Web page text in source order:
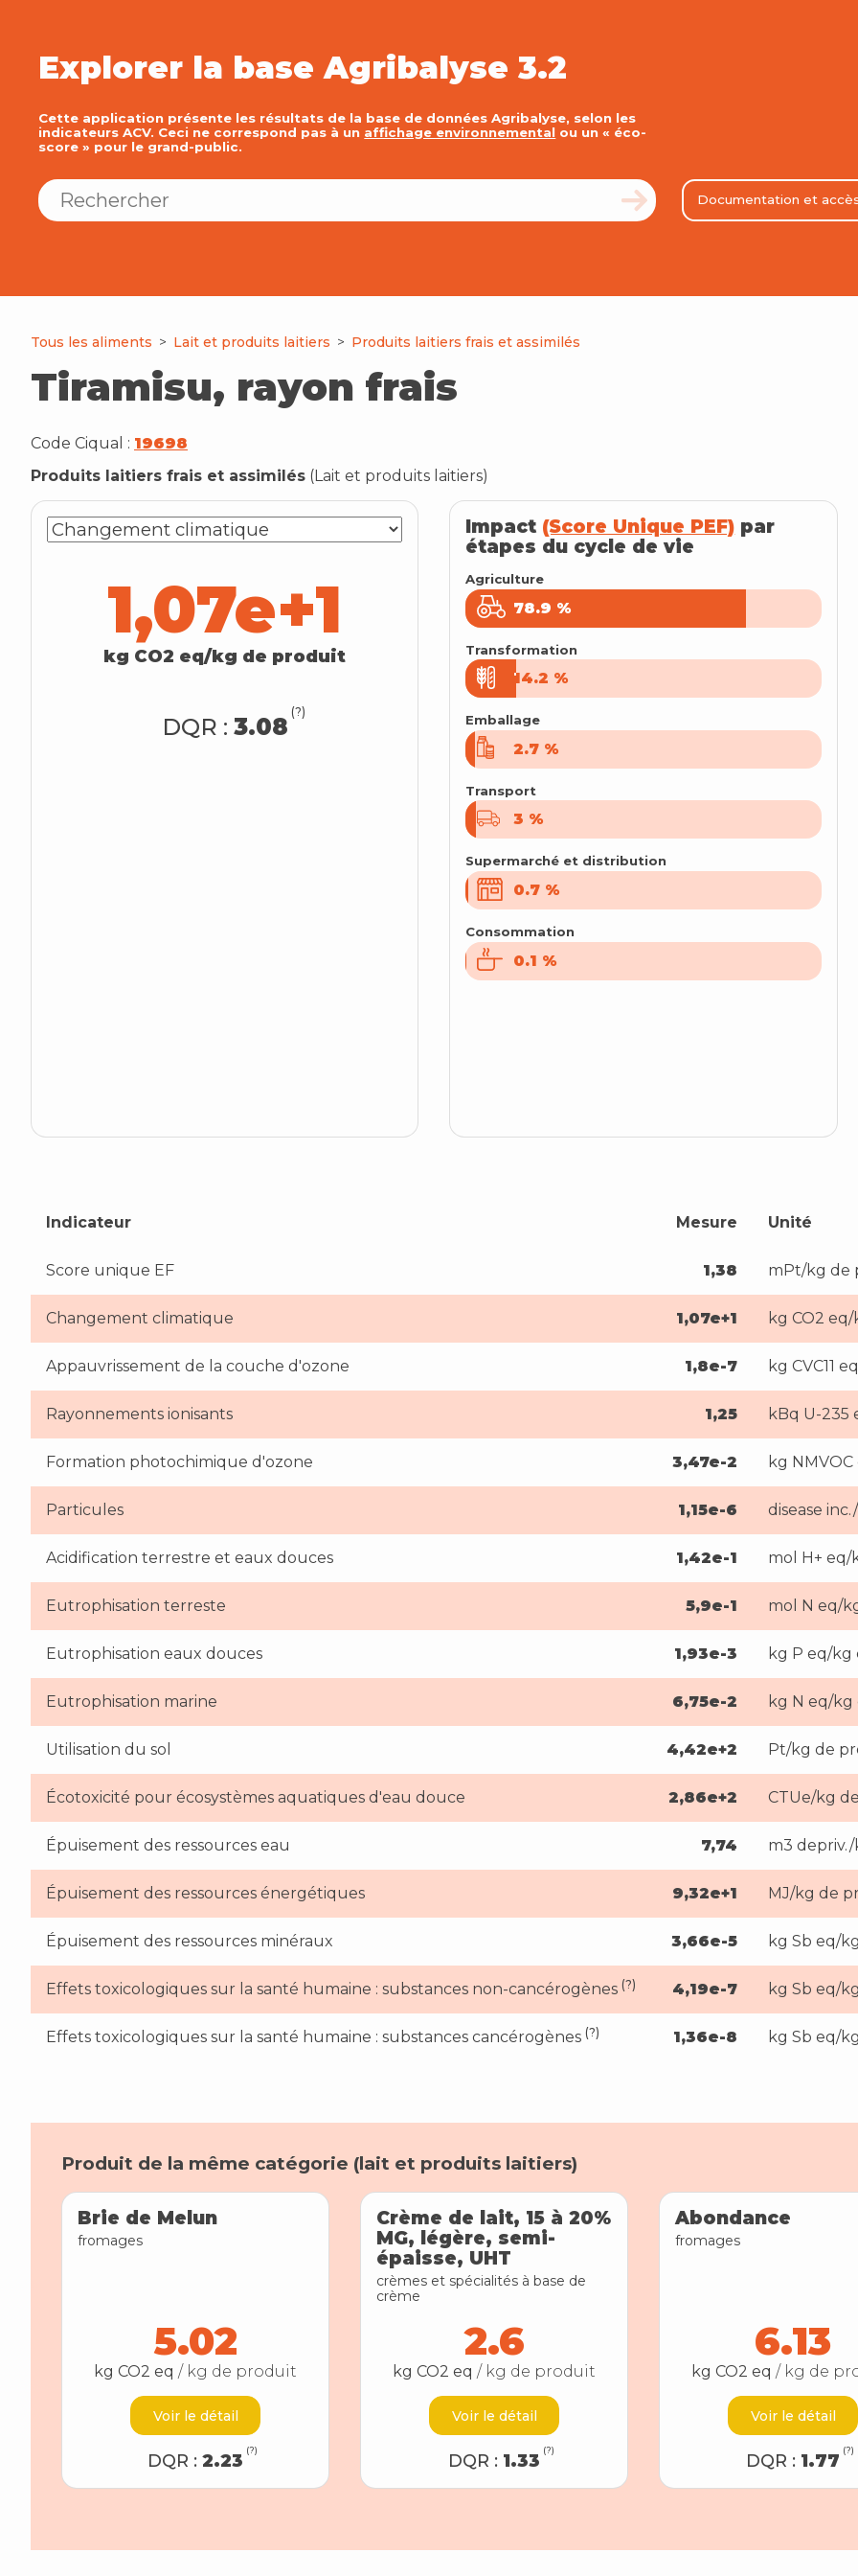
Explorer la base Agribalyse 3.2
Cette application présente les résultats de la base de données Agribalyse, selon les
indicateurs ACV. Ceci ne correspond pas à un affichage environnemental ou un « éco-
score » pour le grand-public.
Documentation et
Tous les aliments > Lait et produits laitiers > Produits laitiers frais et assimilés
Tiramisu, rayon frais
Code Ciqual : 19698
Produits laitiers frais et assimilés (Lait et produits laitiers)
1,07e+1
kg CO2 eq/kg de produit
DQR : 3.08
(?)
Impact (Score Unique PEF) par
étapes du cycle de vie
Agriculture
78.9 %
78.9 %
Transformation
14.2 %
14.2 %
Emballage
2.7%
2.7%
Transport
3 %
3 %
Supermarché et distribution
0.7%
0.7%
Consommation
0.1 %
0.1 %
Indicateur Mesure Unité
Score unique EF 1,38 mPt/kg de
Changement climatique 1,07e+1 kg CO2
Appauvrissement de la couche d'ozone 1,8e-7 kg CVC11
Rayonnements ionisants 1,25 kBq U-
Formation photochimique d'ozone 3,47e-2 kg
Particules 1,15e-6 disease
Acidification terrestre et eaux douces 1,42e-1 mol H+
Eutrophisation terreste 5,9e-1 mol N eq/
Eutrophisation eaux douces 1,93e-3 kg P eq/
Eutrophisation marine 6,75e-2 kg N eq/
Utilisation du sol 4,42e+2 Pt/kg de
Écotoxicité pour écosystèmes aquatiques d'eau douce 2,86e+2 CTUe/kg
Épuisement des ressources eau 7,74 m3
Épuisement des ressources énergétiques 9,32e+1 MJ/kg de
Épuisement des ressources minéraux 3,66e-5 kg Sb eq/
Effets toxicologiques sur la santé humaine : substances non-cancérogènes (?) 4,19e-7 kg Sb eq/
Effets toxicologiques sur la santé humaine : substances cancérogènes (?) 1,36e-8 kg Sb eq/
Produit de la même catégorie (lait et produits laitiers)
Brie de Melun
fromages
5.02
kg CO2 eq / kg de produit
Voir le détail
DQR : 2.23
(?)
Crème de lait, 15 à 20%
MG, légère, semi-
épaisse, UHT
crèmes et spécialités à base de
crème
2.6
kg CO2 eq / kg de produit
Voir le détail
DQR : 1.33
(?)
Abondance
fromages
6.13
kg CO2 eq / kg de
Voir le détail
DQR : 1.77
(?)